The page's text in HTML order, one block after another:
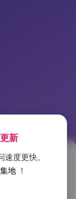
套
新
度更快。
地 ！